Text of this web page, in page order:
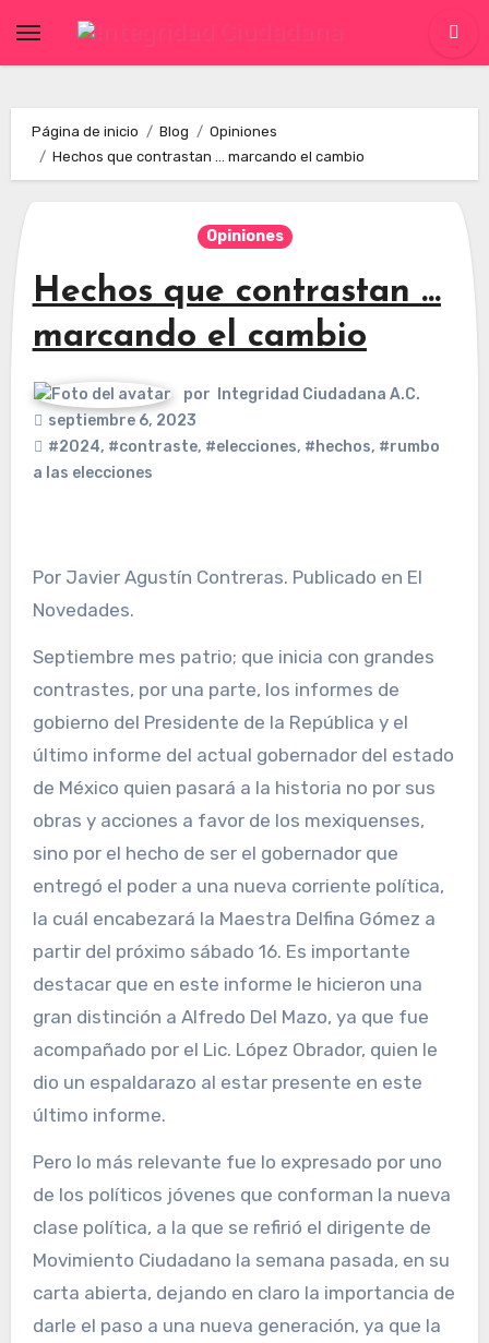
Página de inicio Blog
Opiniones
Hechos que contrastan … marcando el cambio
Opiniones
Hechos que contrastan …
marcando el cambio
por
Integridad Ciudadana A.C.
septiembre 6, 2023
#2024, #contraste, #elecciones, #hechos, #rumbo
a las elecciones
Por Javier Agustín Contreras. Publicado en El
Novedades.
Septiembre mes patrio; que inicia con grandes
contrastes, por una parte, los informes de
gobierno del Presidente de la República y el
último informe del actual gobernador del estado
de México quien pasará a la historia no por sus
obras y acciones a favor de los mexiquenses,
sino por el hecho de ser el gobernador que
entregó el poder a una nueva corriente política,
la cuál encabezará la Maestra Delfina Gómez a
partir del próximo sábado 16. Es importante
destacar que en este informe le hicieron una
gran distinción a Alfredo Del Mazo, ya que fue
acompañado por el Lic. López Obrador, quien le
dio un espaldarazo al estar presente en este
último informe.
Pero lo más relevante fue lo expresado por uno
de los políticos jóvenes que conforman la nueva
clase política, a la que se refirió el dirigente de
Movimiento Ciudadano la semana pasada, en su
carta abierta, dejando en claro la importancia de
darle el paso a una nueva generación, ya que la